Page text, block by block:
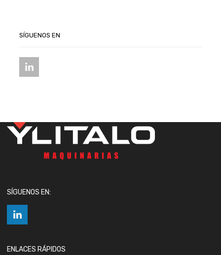
SÍGUENOS EN
SÍGUENOS EN:
ENLACES RÁPIDOS